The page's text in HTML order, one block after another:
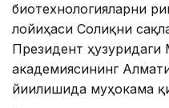
биотехнологияларни
лойиҳаси Соғлиқни
Президент
академиясининг
йиғилишида муҳокама